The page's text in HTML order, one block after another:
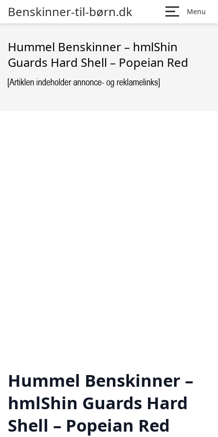
Benskinner-til-børn.dk Menu
Hummel Benskinner – hmlShin
Guards Hard Shell – Popeian Red
Hummel Benskinner –
hmlShin Guards Hard
Shell – Popeian Red